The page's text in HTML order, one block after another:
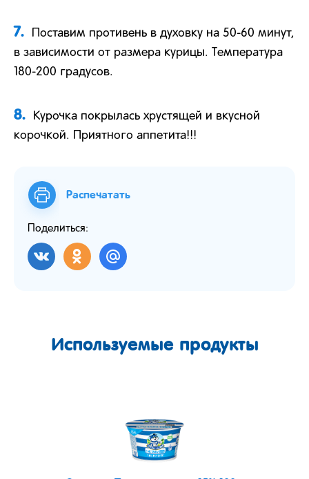
7.
Поставим противень в духовку на 50-60 минут,
в зависимости от размера курицы. Температура
180-200 градусов.
8.
Курочка покрылась хрустящей и вкусной
корочкой. Приятного аппетита!!!
Распечатать
Поделиться:
Используемые продукты